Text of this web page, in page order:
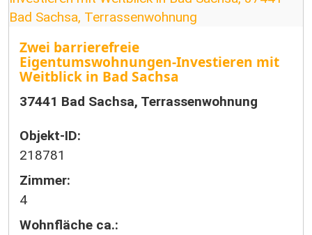
Zwei barrierefreie
Eigentumswohnungen-Investieren mit
Weitblick in Bad Sachsa
37441 Bad Sachsa, Terrassenwohnung
Objekt-ID:
218781
Zimmer:
4
Wohnfläche ca.: